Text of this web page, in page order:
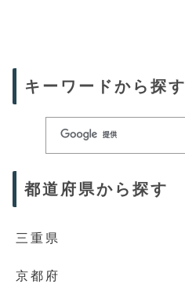
キーワードから探す
都道府県から探す
三重県
京都府